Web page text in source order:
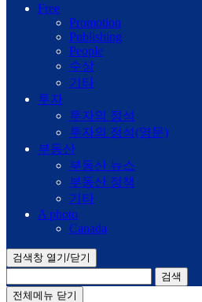
Free
Promotion
Publishing
People
수상
기타
투자
투자의 정석
투자의 정석(영문)
부동산
부동산 뉴스
부동산 정책
기타
A photo
Canada
검색창 열기/닫기
검색
전체메뉴 닫기